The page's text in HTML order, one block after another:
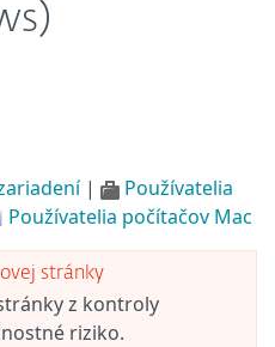
|
Používatelia
Používatelia počítačov Mac
stránky
z kontroly
riziko.